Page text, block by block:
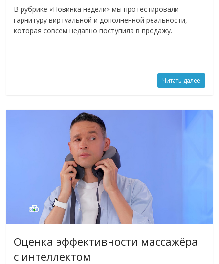
В рубрике «Новинка недели» мы протестировали
гарнитуру виртуальной и дополненной реальности,
которая совсем недавно поступила в продажу.
Читать далее
Оценка эффективности массажёра
с интеллектом